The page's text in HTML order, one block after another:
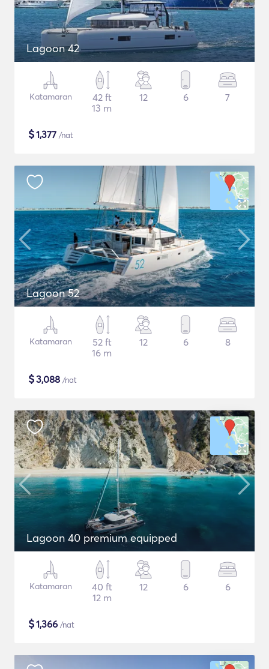
Lagoon 42
Katamaran
42 ft
13 m
12 6 7
$1,377 /nat
Lagoon 52
Katamaran
52 ft
16 m
12 6 8
$3,088 /nat
Lagoon 40 premium equipped
Katamaran
40 ft
12 m
12 6 6
$1,366 /nat